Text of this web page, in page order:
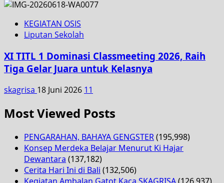
KEGIATAN OSIS
Liputan Sekolah
XI TITL 1 Dominasi Classmeeting 2026, Raih
Tiga Gelar Juara untuk Kelasnya
skagrisa 18 Juni 2026 11
Most Viewed Posts
PENGARAHAN, BAHAYA GENGSTER(195,998)
Konsep Merdeka Belajar Menurut Ki Hajar
Dewantara (137,182)
Cerita Hari Ini di Bali (132,506)